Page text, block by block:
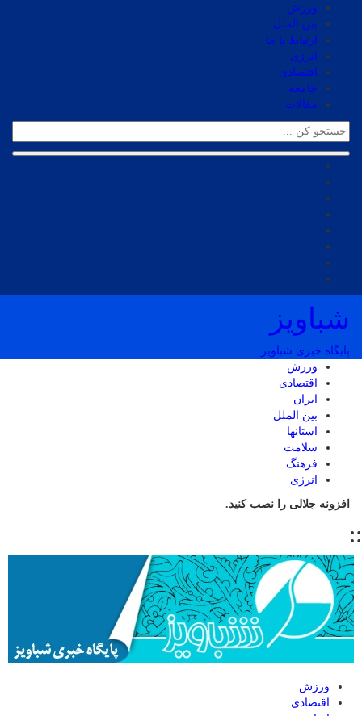
ورزش
بین الملل
ارتباط با ما
انرژی
اقتصادی
جامعه
مقالات
شباویز
پایگاه خبری شباویز
ورزش
اقتصادی
ایران
بین الملل
استانها
سلامت
فرهنگ
انرژی
افزونه جلالی را نصب کنید.
::
ورزش
اقتصادی